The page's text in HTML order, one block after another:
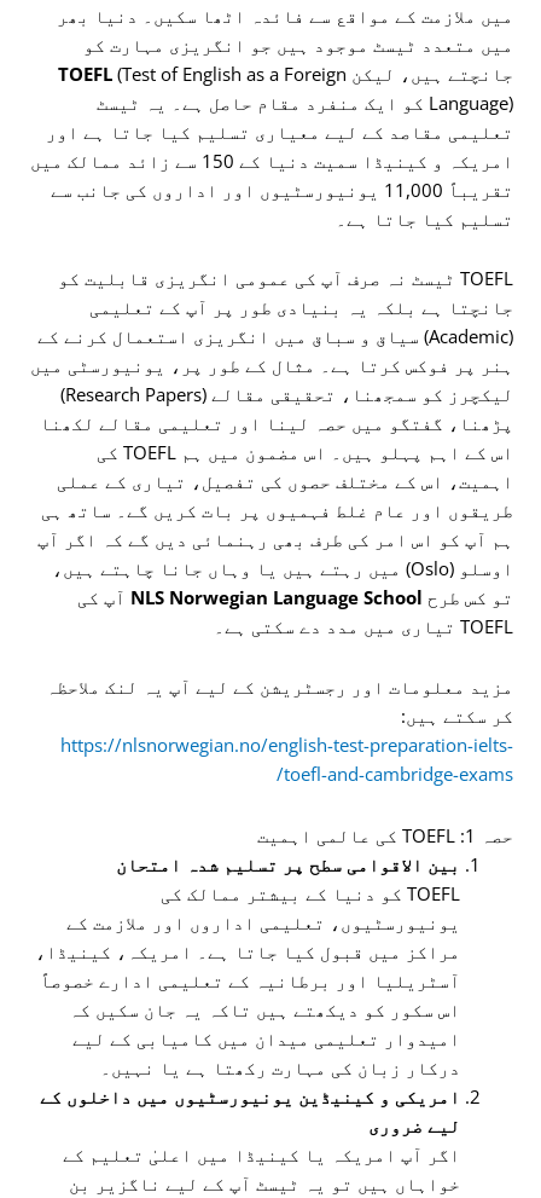
میں ملازمت کے مواقع سے فائدہ اٹھا سکیں۔ دنیا بھر
میں متعدد ٹیسٹ موجود ہیں جو انگریزی مہارت کو
جانچتے ہیں، لیکن
TOEFL(Test of English as a Foreign
Language) کو ایک منفرد مقام حاصل ہے۔ یہ ٹیسٹ
تعلیمی مقاصد کے لیے معیاری تسلیم کیا جاتا ہے اور
امریکہ و کینیڈا سمیت دنیا کے 150 سے زائد ممالک میں
تقریباً 11,000 یونیورسٹیوں اور اداروں کی جانب سے
تسلیم کیا جاتا ہے۔
TOEFL ٹیسٹ نہ صرف آپ کی عمومی انگریزی قابلیت کو
جانچتا ہے بلکہ یہ بنیادی طور پر آپ کے تعلیمی
(Academic) سیاق و سباق میں انگریزی استعمال کرنے کے
ہنر پر فوکس کرتا ہے۔ مثال کے طور پر، یونیورسٹی میں
لیکچرز کو سمجھنا، تحقیقی مقالے (Research Papers)
پڑھنا، گفتگو میں حصہ لینا اور تعلیمی مقالے لکھنا
اس کے اہم پہلو ہیں۔ اس مضمون میں ہم TOEFL کی
اہمیت، اس کے مختلف حصوں کی تفصیل، تیاری کے عملی
طریقوں اور عام غلط فہمیوں پر بات کریں گے۔ ساتھ ہی
ہم آپ کو اس امر کی طرف بھی رہنمائی دیں گے کہ اگر آپ
اوسلو (Oslo) میں رہتے ہیں یا وہاں جانا چاہتے ہیں،
تو کس طرح NLS Norwegian Language School آپ کی
TOEFL تیاری میں مدد دے سکتی ہے۔
مزید معلومات اور رجسٹریشن کے لیے آپ یہ لنک ملاحظہ
کر سکتے ہیں:
https://nlsnorwegian.no/english-test-preparation-ielts-
toefl-and-cambridge-exams/
حصہ 1: TOEFL کی عالمی اہمیت
بین الاقوامی سطح پر تسلیم شدہ امتحان
TOEFL کو دنیا کے بیشتر ممالک کی
یونیورسٹیوں، تعلیمی اداروں اور ملازمت کے
مراکز میں قبول کیا جاتا ہے۔ امریکہ، کینیڈا،
آسٹریلیا اور برطانیہ کے تعلیمی ادارے خصوصاً
اس سکور کو دیکھتے ہیں تاکہ یہ جان سکیں کہ
امیدوار تعلیمی میدان میں کامیابی کے لیے
درکار زبان کی مہارت رکھتا ہے یا نہیں۔
امریکی و کینیڈین یونیورسٹیوں میں داخلوں کے
لیے ضروری
اگر آپ امریکہ یا کینیڈا میں اعلیٰ تعلیم کے
خواہاں ہیں تو یہ ٹیسٹ آپ کے لیے ناگزیر بن